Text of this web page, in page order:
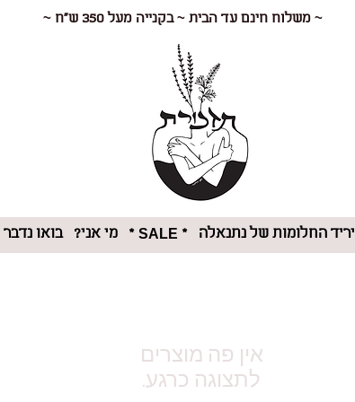
~ משלוח חינם עד הבית ~ בקנייה מעל 350 ש"ח ~
יריד החלומות של נתנאלה * SALE * מי אני? בואו נדבר
לתצוגה כרגע.